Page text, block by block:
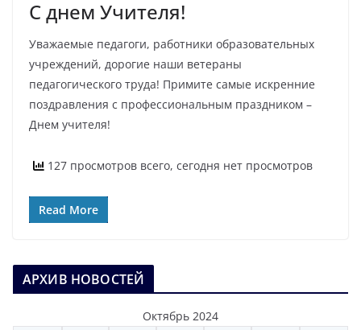
С днем Учителя!
Уважаемые педагоги, работники образовательных
учреждений, дорогие наши ветераны
педагогического труда! Примите самые искренние
поздравления с профессиональным праздником –
Днем учителя!
127 просмотров всего, сегодня нет просмотров
Read More
АРХИВ НОВОСТЕЙ
Октябрь 2024